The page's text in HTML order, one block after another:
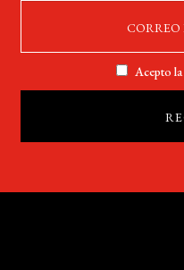
Acepto la